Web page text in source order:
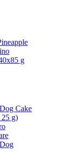
g
Cake
g)